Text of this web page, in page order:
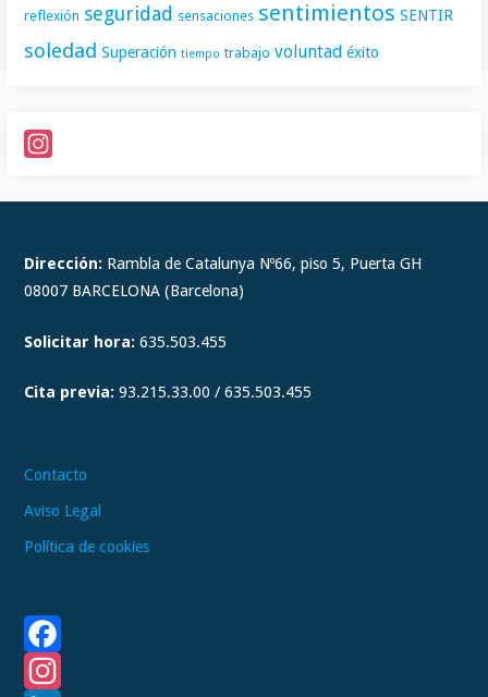
reflexión seguridad sensaciones sentimientos SENTIR
soledad Superación tiempo trabajo voluntad éxito
n
t
a
r
m
Dirección: Rambla de Catalunya Nº66, piso 5, Puerta GH
08007 BARCELONA (Barcelona)
Solicitar hora: 635.503.455
Cita previa: 93.215.33.00 / 635.503.455
Contacto
Aviso Legal
Política de cookies
F